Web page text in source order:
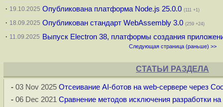
· 19.10.2025 Опубликована платформа Node.js 25.0.0 (111 +1)
· 18.09.2025 Опубликован стандарт WebAssembly 3.0 (259 +24)
· 11.09.2025 Выпуск Electron 38, платформы создания
Следующая страница (раньше) >>
СТАТЬИ РАЗДЕЛА
-03 Nov 2025 Отсеивание AI-ботов на web-сервере через
-06 Dec 2021 Сравнение методов исключения разработки